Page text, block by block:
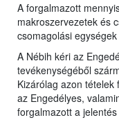
A forgalmazott
makroszervezetek és
csomagolási
A Nébih kéri az
tevékenységéből
Kizárólag azon
az Engedélyes,
forgalmazott a